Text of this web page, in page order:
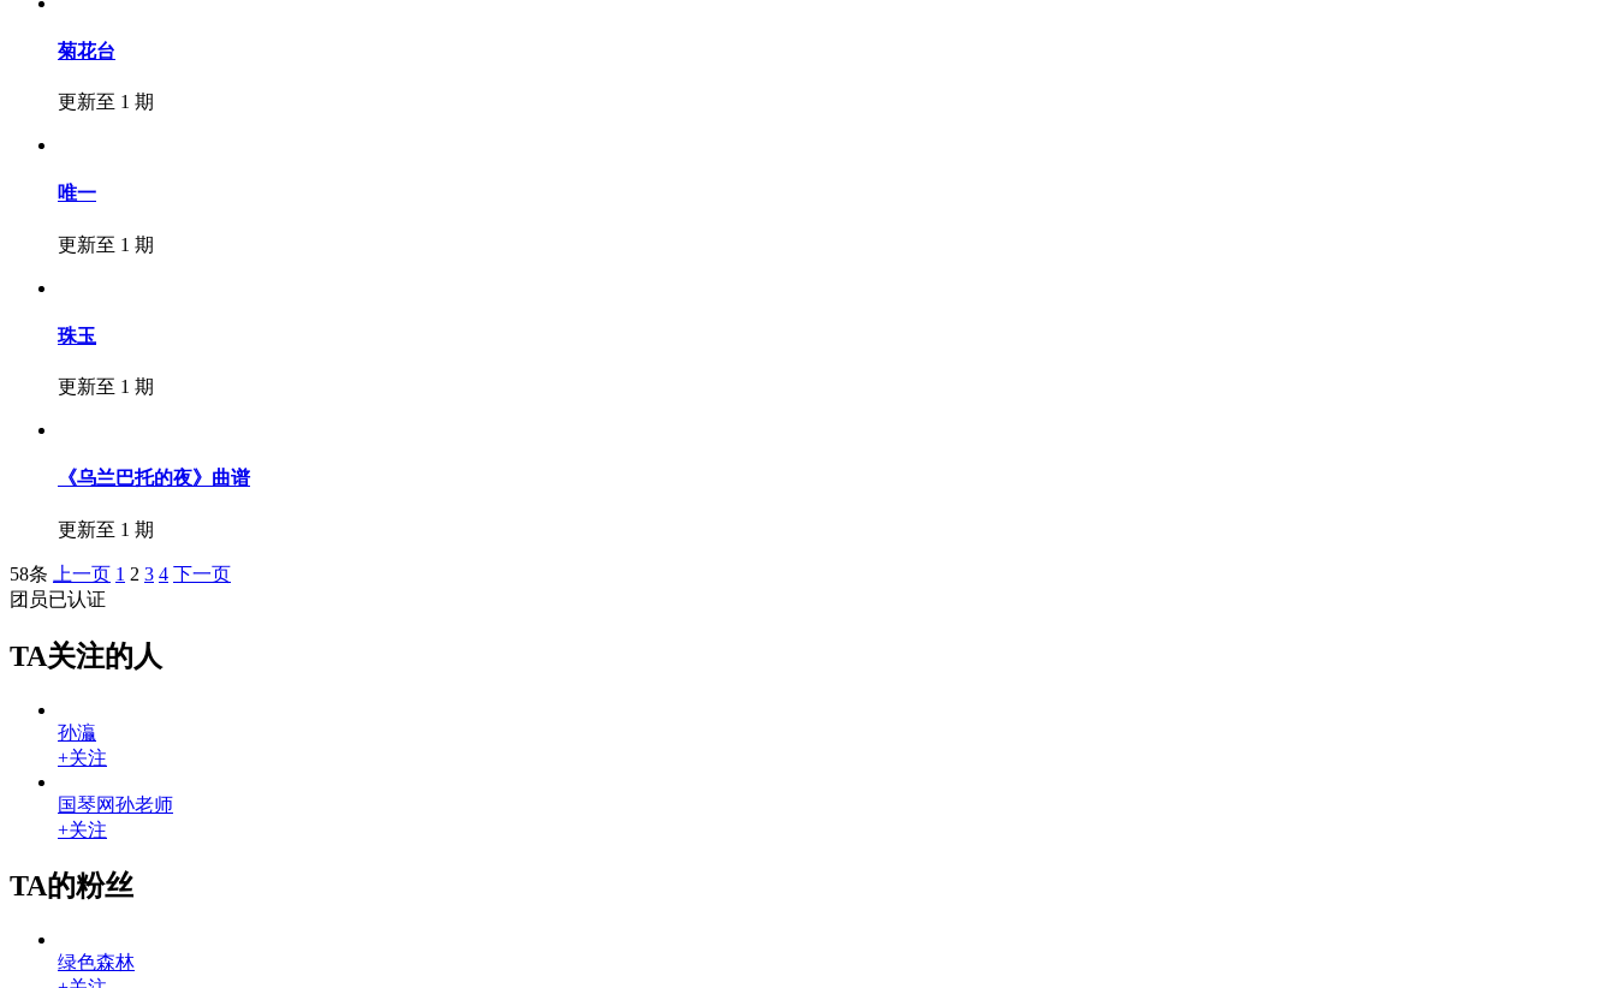
菊花台
更新至 1 期
唯一
更新至 1 期
珠玉
更新至 1 期
《乌兰巴托的夜》曲谱
更新至 1 期
58条 上一页 1 2 3 4 下一页
团员已认证
TA关注的人
孙灜
+关注
国琴网孙老师
+关注
TA的粉丝
绿色森林